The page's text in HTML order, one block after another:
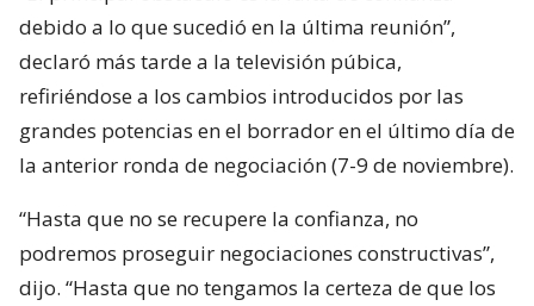
debido a lo que sucedió en la última reunión”,
declaró más tarde a la televisión púbica,
refiriéndose a los cambios introducidos por las
grandes potencias en el borrador en el último día de
la anterior ronda de negociación (7-9 de noviembre).
“Hasta que no se recupere la confianza, no
podremos proseguir negociaciones constructivas”,
dijo. “Hasta que no tengamos la certeza de que los